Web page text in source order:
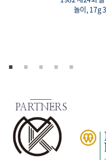
루 프루프,
PARTNERS